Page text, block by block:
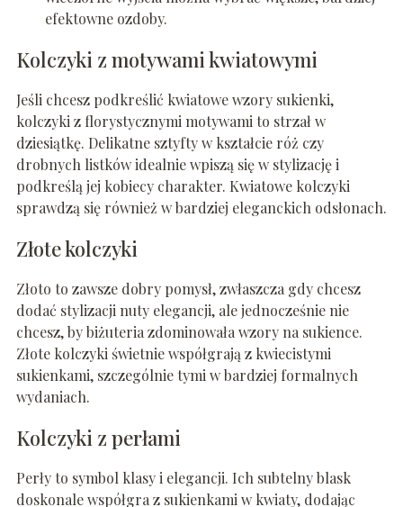
efektowne ozdoby.
Kolczyki z motywami kwiatowymi
Jeśli chcesz podkreślić kwiatowe wzory sukienki,
kolczyki z florystycznymi motywami to strzał w
dziesiątkę. Delikatne sztyfty w kształcie róż czy
drobnych listków idealnie wpiszą się w stylizację i
podkreślą jej kobiecy charakter. Kwiatowe kolczyki
sprawdzą się również w bardziej eleganckich odsłonach.
Złote kolczyki
Złoto to zawsze dobry pomysł, zwłaszcza gdy chcesz
dodać stylizacji nuty elegancji, ale jednocześnie nie
chcesz, by biżuteria zdominowała wzory na sukience.
Złote kolczyki świetnie współgrają z kwiecistymi
sukienkami, szczególnie tymi w bardziej formalnych
wydaniach.
Kolczyki z perłami
Perły to symbol klasy i elegancji. Ich subtelny blask
doskonale współgra z sukienkami w kwiaty, dodając